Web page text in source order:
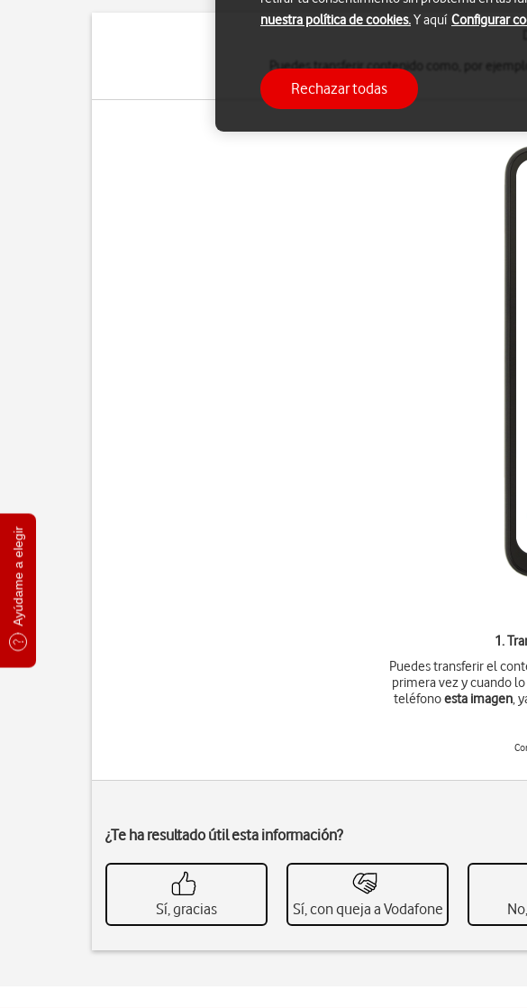
Ayúdame a elegir
Puedes transferir contenido como, por
1.
Puedes transferir el
primera vez y cuando
teléfonoesta imagen,
¿Te ha resultado útil esta información?
Sí, gracias Sí, con queja a Vodafone
nuestra política de cookies.Y aquí Configurar
Rechazar todas